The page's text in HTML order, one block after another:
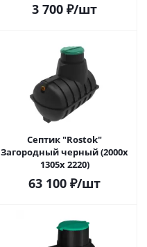
3 700 ₽/шт
Септик "Rostok"
Загородный черный (2000х
1305х 2220)
63 100 ₽/шт